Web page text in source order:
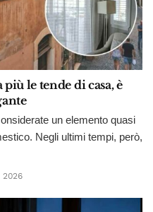
le tende di casa, è
un elemento quasi
Negli ultimi tempi, però,
2026